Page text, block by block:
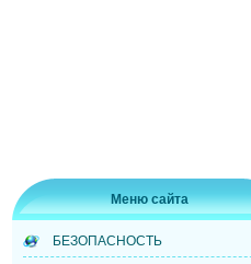
Меню сайта
БЕЗОПАСНОСТЬ